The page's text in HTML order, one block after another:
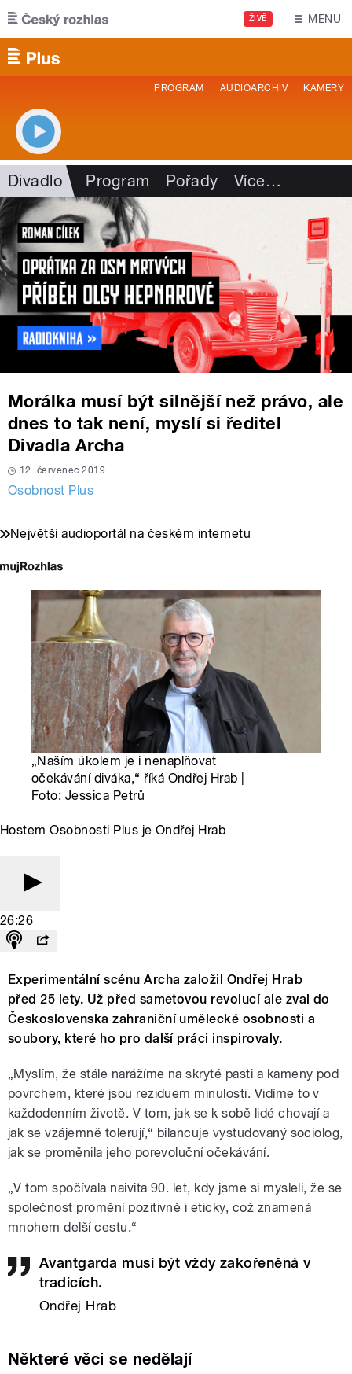
Přejít k hlavnímu obsahu
ŽIVĚ MENU
PROGRAM AUDIOARCHIV KAMERY
Divadlo Program Pořady Více…
Morálka musí být silnější než právo, ale
dnes to tak není, myslí si ředitel
Divadla Archa
12. červenec 2019
Osobnost Plus
Největší audioportál na českém internetu
„Naším úkolem je i nenaplňovat
očekávání diváka,“ říká Ondřej Hrab |
Foto: Jessica Petrů
Hostem Osobnosti Plus je Ondřej Hrab
26:26
Experimentální scénu Archa založil Ondřej Hrab
před 25 lety. Už před sametovou revolucí ale zval do
Československa zahraniční umělecké osobnosti a
soubory, které ho pro další práci inspirovaly.
„Myslím, že stále narážíme na skryté pasti a kameny pod
povrchem, které jsou reziduem minulosti. Vidíme to v
každodenním životě. V tom, jak se k sobě lidé chovají a
jak se vzájemně tolerují,“ bilancuje vystudovaný sociolog,
jak se proměnila jeho porevoluční očekávání.
„V tom spočívala naivita 90. let, kdy jsme si mysleli, že se
společnost promění pozitivně i eticky, což znamená
mnohem delší cestu.“
Avantgarda musí být vždy zakořeněná v
tradicích.
Ondřej Hrab
Některé věci se nedělají